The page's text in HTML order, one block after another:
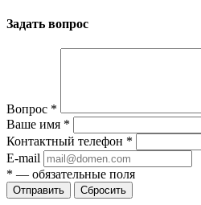
Задать вопрос
Вопрос *
Ваше имя *
Контактный телефон *
E-mail
* — обязательные поля
Сбросить